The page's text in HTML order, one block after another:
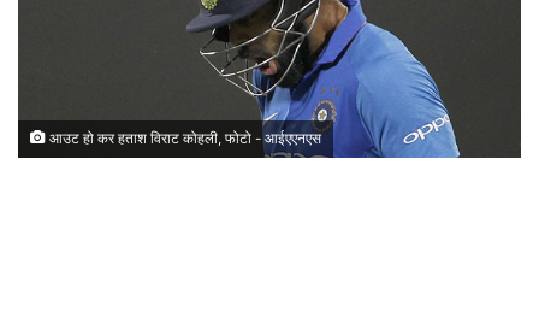
आउट हो कर हताश विराट कोहली, फोटो - आईएएनएस